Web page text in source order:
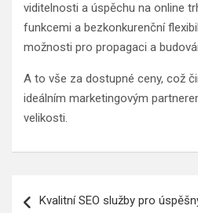
viditelnosti a úspěchu na online
funkcemi a bezkonkurenční
možnosti pro propagaci a
A to vše za dostupné ceny, což
ideálním marketingovým
velikosti.
Kvalitní SEO služby pro